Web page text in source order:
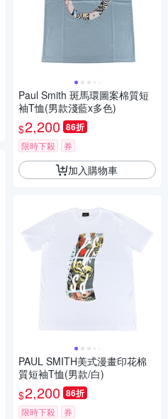
Paul Smith 斑馬環圖案棉質短
袖T恤(男款淺藍x多色)
$2,200 86折
限時下殺 券
加入購物車
PAUL SMITH美式漫畫印花棉
質短袖T恤(男款/白)
$2,200 86折
限時下殺 券